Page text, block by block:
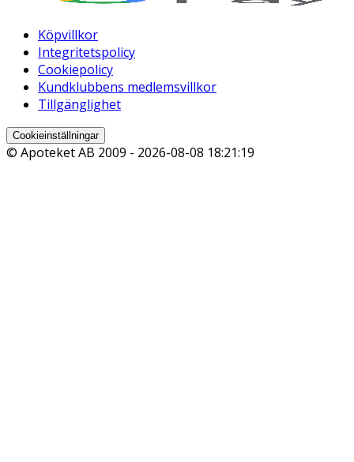
Köpvillkor
Integritetspolicy
Cookiepolicy
Kundklubbens medlemsvillkor
Tillgänglighet
Cookieinställningar
© Apoteket AB 2009 - 2026-08-08 18:21:19